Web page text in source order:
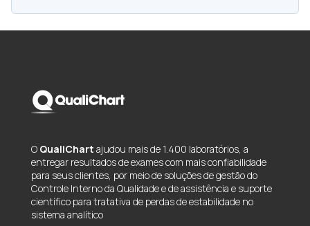
O QualiChart ajudou mais de 1.400 laboratórios, a
entregar resultados de exames com mais confiabilidade
para seus clientes, por meio de soluções de gestão do
Controle Interno da Qualidade e de assistência e suporte
científico para tratativa de perdas de estabilidade no
sistema analítico